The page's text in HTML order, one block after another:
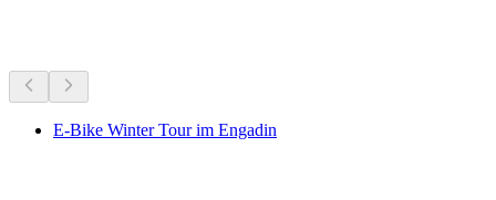
E-Bike Winter Tour im Engadin